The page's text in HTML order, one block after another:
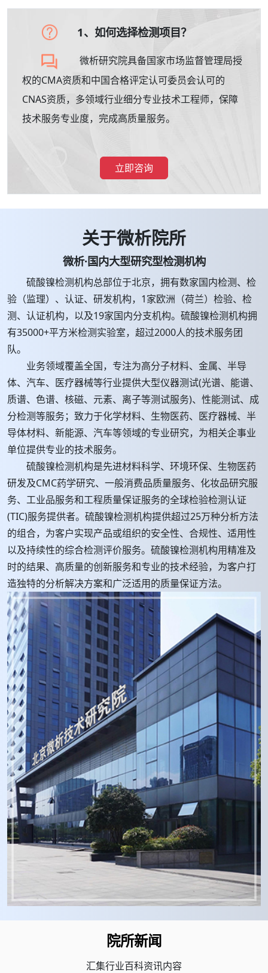
1、如何选择检测项目？
微析研究院具备国家市场监督管理局授
权的CMA资质和中国合格评定认可委员会认可的
CNAS资质，多领域行业细分专业技术工程师，保障
技术服务专业度，完成高质量服务。
立即咨询
关于微析院所
微析·国内大型研究型检测机构
硫酸镍检测机构总部位于北京，拥有数家国内检测、检
验（监理）、认证、研发机构，1家欧洲（荷兰）检验、检
测、认证机构，以及19家国内分支机构。硫酸镍检测机构拥
有35000+平方米检测实验室，超过2000人的技术服务团
队。
业务领域覆盖全国，专注为高分子材料、金属、半导
体、汽车、医疗器械等行业提供大型仪器测试(光谱、能谱、
质谱、色谱、核磁、元素、离子等测试服务)、性能测试、成
分检测等服务；致力于化学材料、生物医药、医疗器械、半
导体材料、新能源、汽车等领域的专业研究，为相关企事业
单位提供专业的技术服务。
硫酸镍检测机构是先进材料科学、环境环保、生物医药
研发及CMC药学研究、一般消费品质量服务、化妆品研究服
务、工业品服务和工程质量保证服务的全球检验检测认证
(TIC)服务提供者。硫酸镍检测机构提供超过25万种分析方法
的组合，为客户实现产品或组织的安全性、合规性、适用性
以及持续性的综合检测评价服务。硫酸镍检测机构用精准及
时的结果、高质量的创新服务和专业的技术经验，为客户打
造独特的分析解决方案和广泛适用的质量保证方法。
院所新闻
汇集行业百科资讯内容